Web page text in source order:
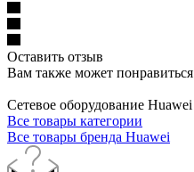
Оставить отзыв
Вам также может понравиться
Сетевое оборудование Huawei
Все товары категории
Все товары бренда Huawei